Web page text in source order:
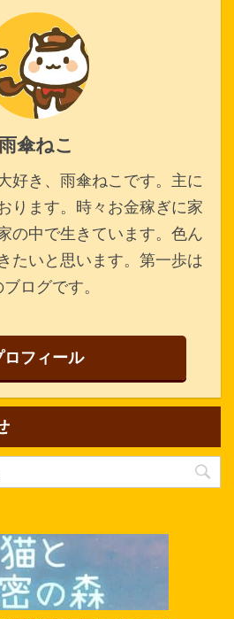
傘ねこ
好き、雨傘ねこです。主に
ります。時々お金稼ぎに家
の中で生きています。色ん
たいと思います。第一歩は
ログです。
ロフィール